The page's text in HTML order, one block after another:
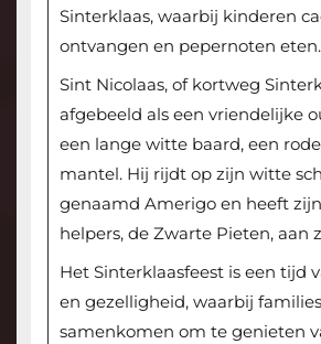
Sinterklaas, waarbij kinderen
ontvangen en pepernoten eten.
Sint Nicolaas, of kortweg
afgebeeld als een vriendelijke
een lange witte baard, een
mantel. Hij rijdt op zijn witte
genaamd Amerigo en heeft
helpers, de Zwarte Pieten, aan
Het Sinterklaasfeest is een tijd
en gezelligheid, waarbij
samenkomen om te genieten